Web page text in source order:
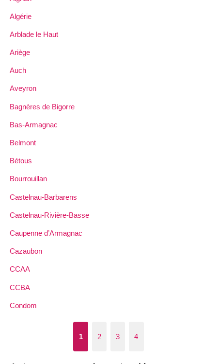
Algérie
Arblade le Haut
Ariège
Auch
Aveyron
Bagnères de Bigorre
Bas-Armagnac
Belmont
Bétous
Bourrouillan
Castelnau-Barbarens
Castelnau-Rivière-Basse
Caupenne d’Armagnac
Cazaubon
CCAA
CCBA
Condom
1 2 3 4